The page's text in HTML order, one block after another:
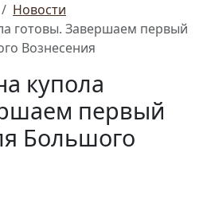
Новости
готовы. Завершаем первый
Вознесения
купола
первый
Большого